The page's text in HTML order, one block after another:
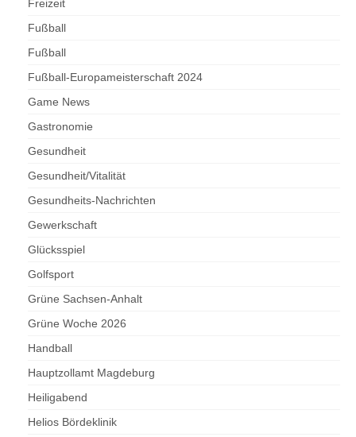
Freizeit
Fußball
Fußball
Fußball-Europameisterschaft 2024
Game News
Gastronomie
Gesundheit
Gesundheit/Vitalität
Gesundheits-Nachrichten
Gewerkschaft
Glücksspiel
Golfsport
Grüne Sachsen-Anhalt
Grüne Woche 2026
Handball
Hauptzollamt Magdeburg
Heiligabend
Helios Bördeklinik